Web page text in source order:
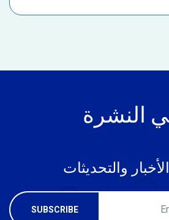
النشرة
والتحديثات